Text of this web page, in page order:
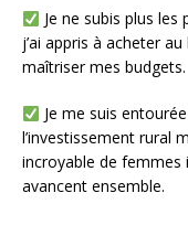
Je ne subis plus les
j’ai appris à acheter
maîtriser mes budgets.
Je me suis
l’investissement rural
incroyable de femmes
avancent ensemble.